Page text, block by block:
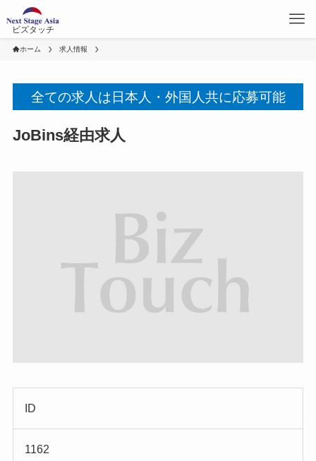
ビズタッチ
ホーム 求人情報
全ての求人は日本人・外国人共に応募可能
JoBins経由求人
ID
1162